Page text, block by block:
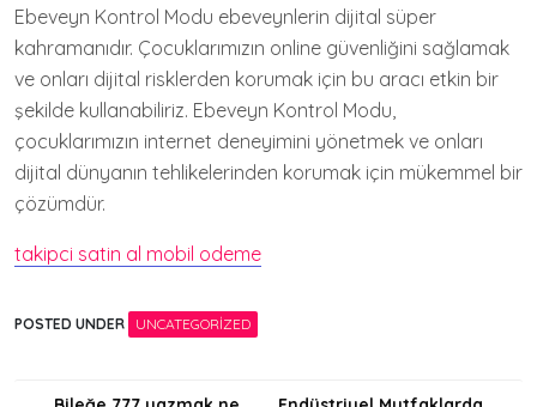
Ebeveyn Kontrol Modu ebeveynlerin dijital süper
kahramanıdır. Çocuklarımızın online güvenliğini sağlamak
ve onları dijital risklerden korumak için bu aracı etkin bir
şekilde kullanabiliriz. Ebeveyn Kontrol Modu,
çocuklarımızın internet deneyimini yönetmek ve onları
dijital dünyanın tehlikelerinden korumak için mükemmel bir
çözümdür.
takipci satin al mobil odeme
POSTED UNDER UNCATEGORIZED